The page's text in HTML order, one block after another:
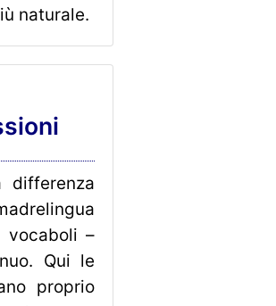
naturale.
vocaboli –
Qui le
proprio